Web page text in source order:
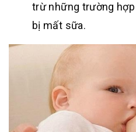
trừ những trường
bị mất sữa.